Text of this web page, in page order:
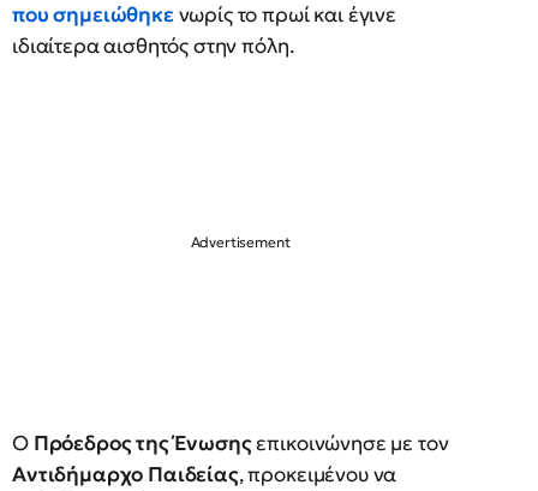
που σημειώθηκενωρίς το πρωί και έγινε
ιδιαίτερα αισθητός στην πόλη.
Ο Πρόεδρος της Ένωσηςεπικοινώνησε με τον
Αντιδήμαρχο Παιδείας, προκειμένου να